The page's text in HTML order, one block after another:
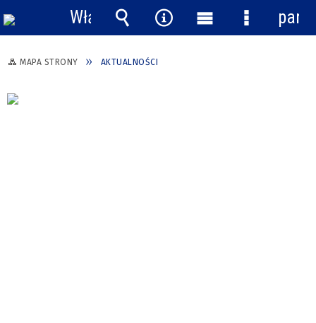
MAPA STRONY AKTUALNOŚCI
Włącz
powiadomienia
Wyszukiwarka
Narzędzia
MenuMenu
panel